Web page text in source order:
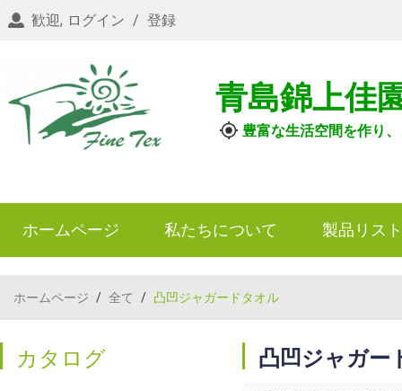
歓迎, ログイン / 登録
青島錦上佳
豊富な生活空間を作り
ホームページ 私たちについて 製品リスト
ホームページ / 全て / 凸凹ジャガードタオル
カタログ 凸凹ジャガー